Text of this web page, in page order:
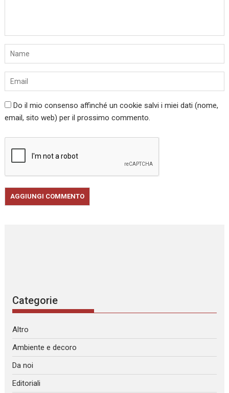
Do il mio consenso affinché un cookie salvi i miei dati (nome,
email, sito web) per il prossimo commento.
Categorie
Altro
Ambiente e decoro
Da noi
Editoriali